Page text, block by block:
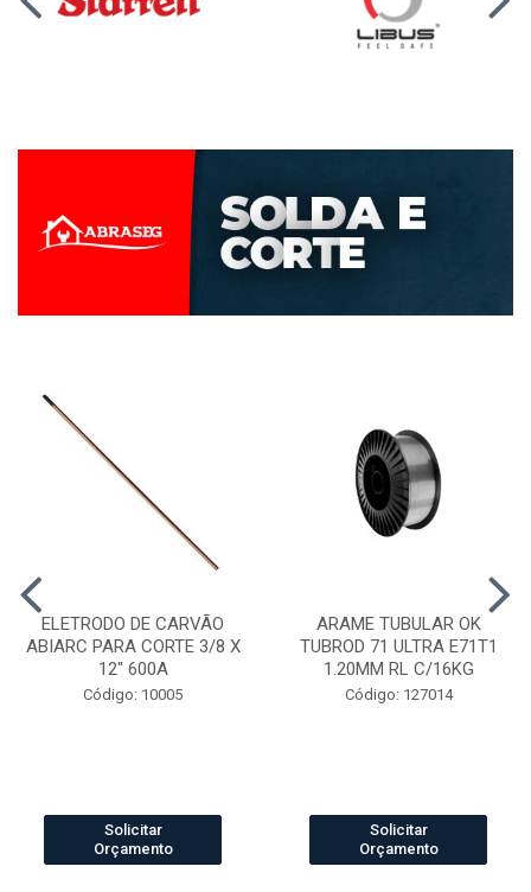
ELETRODO DE CARVÃO
ABIARC PARA CORTE 3/8 X
12" 600A
Código: 10005
Solicitar
Orçamento
ARAME TUBULAR OK
TUBROD 71 ULTRA E71T1
1.20MM RL C/16KG
Código: 127014
Solicitar
Orçamento